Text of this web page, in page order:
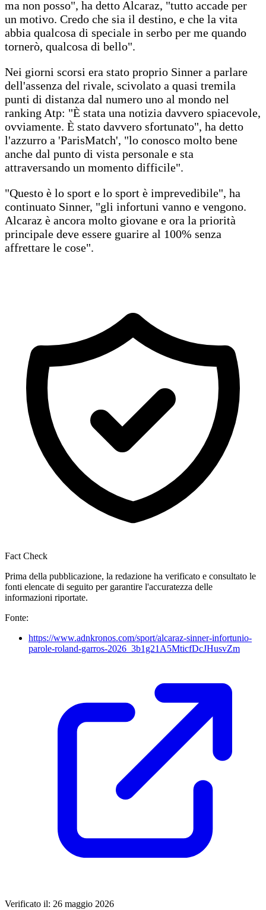
ma non posso", ha detto Alcaraz, "tutto accade per
un motivo. Credo che sia il destino, e che la vita
abbia qualcosa di speciale in serbo per me quando
tornerò, qualcosa di bello".
Nei giorni scorsi era stato proprio Sinner a parlare
dell'assenza del rivale, scivolato a quasi tremila
punti di distanza dal numero uno al mondo nel
ranking Atp: "È stata una notizia davvero spiacevole,
ovviamente. È stato davvero sfortunato", ha detto
l'azzurro a 'ParisMatch', "lo conosco molto bene
anche dal punto di vista personale e sta
attraversando un momento difficile".
"Questo è lo sport e lo sport è imprevedibile", ha
continuato Sinner, "gli infortuni vanno e vengono.
Alcaraz è ancora molto giovane e ora la priorità
principale deve essere guarire al 100% senza
affrettare le cose".
Fact Check
Prima della pubblicazione, la redazione ha verificato e consultato le
fonti elencate di seguito per garantire l'accuratezza delle
informazioni riportate.
Fonte:
https://www.adnkronos.com/sport/alcaraz-sinner-infortunio-
parole-roland-garros-2026_3b1g21A5MticfDcJHusvZm
Verificato il: 26 maggio 2026